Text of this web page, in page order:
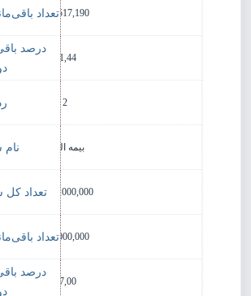
377,517,190
11,44
2
بیمه البرز
4,000,000,000
680,000,000
17,00